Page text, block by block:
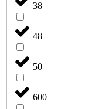
38
48
50
600